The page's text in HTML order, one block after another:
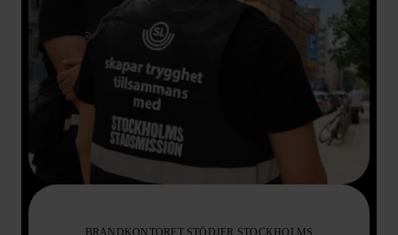
BRANDKONTORET STÖDJER STOCKHOLMS